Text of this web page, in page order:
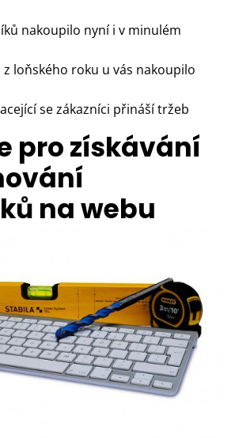
nakoupilo nyní i v minulém
z loňského roku u vás nakoupilo
se zákazníci přináší tržeb
pro získávání
na webu